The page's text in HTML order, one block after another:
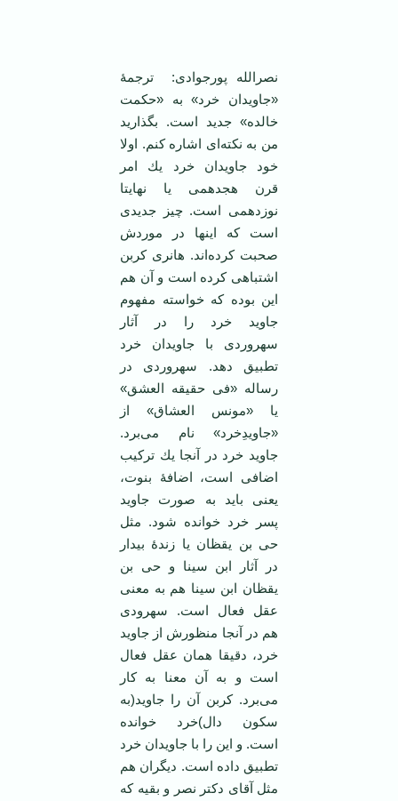
نصرالله پورجوادی: ترجمۀ
«جاویدان خرد» به «حكمت
خالده» جدید است. بگذارید
من به نكته‌ای اشاره كنم. اولا
خود جاویدان خرد یك امر
قرن هجدهمی یا نهایتا
نوزدهمی است. چیز جدیدی
است كه اینها در موردش
صحبت كرده‌اند.‌ هانری كربن
اشتباهی كرده است و آن هم
این بوده كه خواسته مفهوم
جاوید خرد را در آثار
سهروردی با جاویدان خرد
تطبیق دهد. سهروردی در
رساله «فی حقیقه العشق»
یا «مونس العشاق» از
«جاویدِخرد» نام می‌برد.
جاوید خرد در آنجا یك تركیب
اضافی است، اضافۀ بنوت،
یعنی باید به صورت جاوید
پسر خرد خوانده شود. مثل
حی بن یقظان یا زندۀ بیدار
در آثار ابن سینا و حی بن
یقظان ابن سینا هم به معنی
عقل فعال است. سهرودی
هم در آنجا منظورش از جاوید
خرد، دقیقا همان عقل فعال
است و به آن معنا به كار
می‌برد. كربن آن را جاوید(به
سکون دال)خرد خوانده
است. و این را با جاویدان خرد
تطبیق داده است. دیگران هم
مثل آقای دكتر نصر و بقیه كه